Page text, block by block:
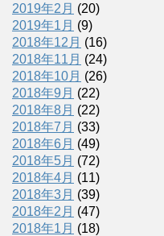
2019年2月 (20)
2019年1月 (9)
2018年12月 (16)
2018年11月 (24)
2018年10月 (26)
2018年9月 (22)
2018年8月 (22)
2018年7月 (33)
2018年6月 (49)
2018年5月 (72)
2018年4月 (11)
2018年3月 (39)
2018年2月 (47)
2018年1月 (18)